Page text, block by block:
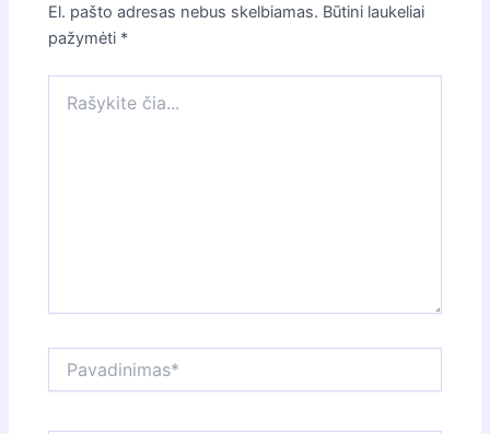
El. pašto adresas nebus skelbiamas. Būtini laukeliai
pažymėti *
čia...